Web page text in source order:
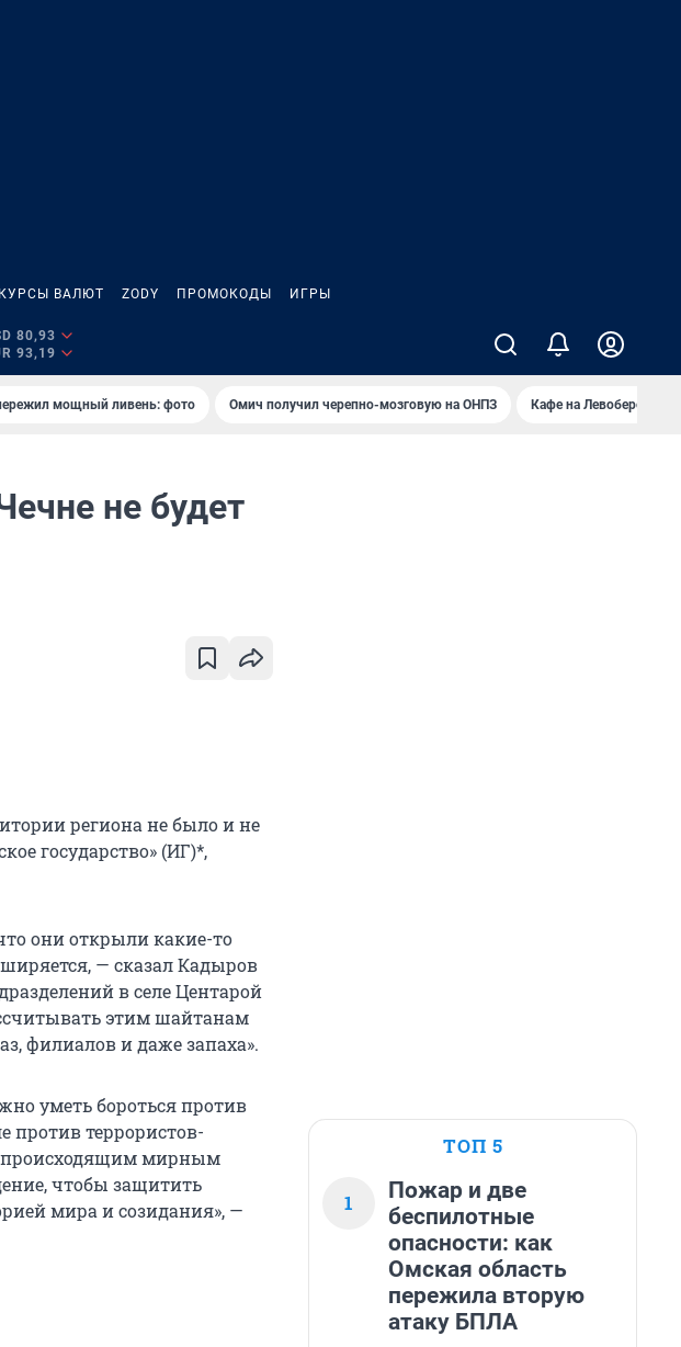
КУРСЫ ВАЛЮТ ZODY ПРОМОКОДЫ ИГРЫ
80,93
93,19
мощный ливень: фото Омич получил черепно-мозговую на ОНПЗ Кафе на Левобережье
не будет
региона не было и не
государство» (ИГ)*,
они открыли какие-то
— сказал Кадыров
в селе Центарой
этим шайтанам
филиалов и даже запаха».
уметь бороться против
против террористов-
происходящим мирным
чтобы защитить
мира и созидания», —
ТОП 5
1
Пожар и две
беспилотные
опасности: как
Омская область
пережила вторую
атаку БПЛА